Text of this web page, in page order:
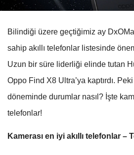
Bilindiği üzere geçtiğimiz ay
sahip akıllı telefonlar listesinde
Uzun bir süre liderliği elinde tutan
Oppo Find X8 Ultra’ya kaptırdı.
döneminde durumlar nasıl? İşte
telefonlar!
Kamerası en iyi akıllı telefonlar –